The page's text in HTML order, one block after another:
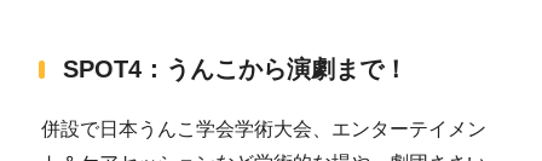
SPOT4：うんこから演劇まで！
併設で日本うんこ学会学術大会、エンターテイメン